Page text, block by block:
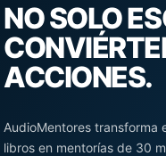
NO SOLO
ACCIONES.
AudioMentores transforma
libros en mentorías de 30